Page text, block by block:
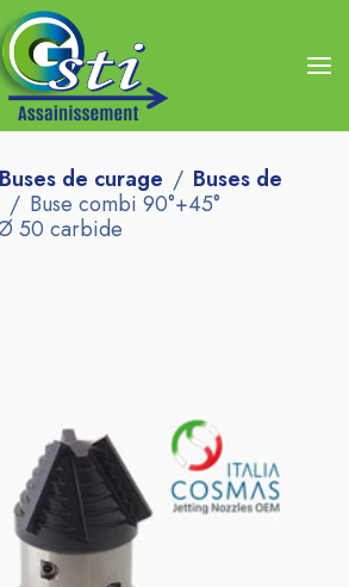
de curage
Buses de
Buse combi 90°+45°
50 carbide